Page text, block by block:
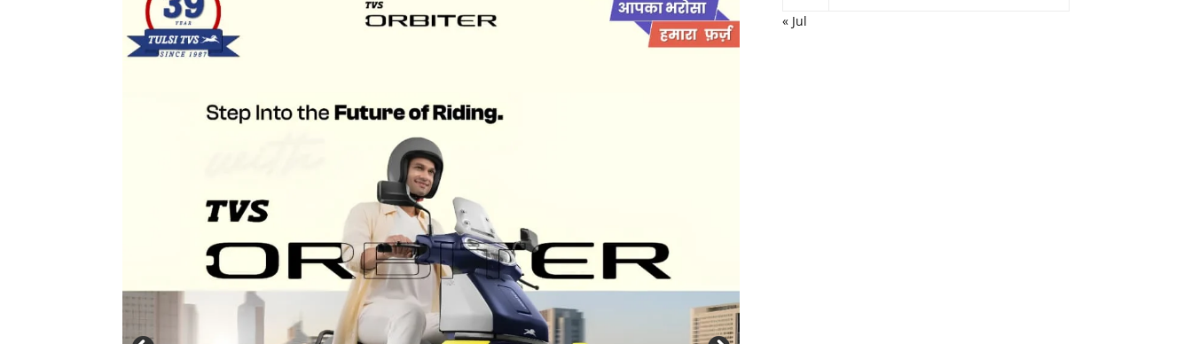
« Jul